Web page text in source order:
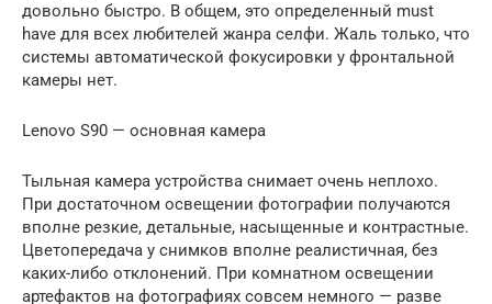
довольно быстро. В общем, это определенный must
have для всех любителей жанра селфи. Жаль только, что
системы автоматической фокусировки у фронтальной
камеры нет.
Lenovo S90 — основная камера
Тыльная камера устройства снимает очень неплохо.
При достаточном освещении фотографии получаются
вполне резкие, детальные, насыщенные и контрастные.
Цветопередача у снимков вполне реалистичная, без
каких-либо отклонений. При комнатном освещении
артефактов на фотографиях совсем немного — разве